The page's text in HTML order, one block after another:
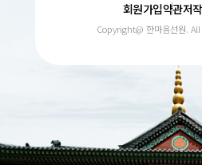
회원가입약관저
Copyright@ 한마음선원. All